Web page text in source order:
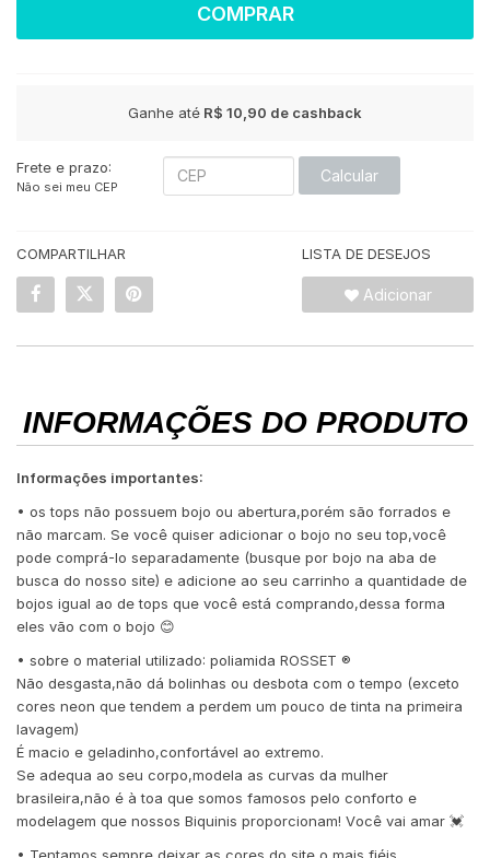
COMPRAR
Ganhe até R$ 10,90 de cashback
Frete e prazo:
Não sei meu CEP
Calcular
COMPARTILHAR LISTA DE DESEJOS
Adicionar
INFORMAÇÕES DO PRODUTO
Informações importantes:
• os tops não possuem bojo ou abertura,porém são forrados e
não marcam. Se você quiser adicionar o bojo no seu top,você
pode comprá-lo separadamente (busque por bojo na aba de
busca do nosso site) e adicione ao seu carrinho a quantidade de
bojos igual ao de tops que você está comprando,dessa forma
eles vão com o bojo 😊
• sobre o material utilizado: poliamida ROSSET ®️
Não desgasta,não dá bolinhas ou desbota com o tempo (exceto
cores neon que tendem a perdem um pouco de tinta na primeira
lavagem)
É macio e geladinho,confortável ao extremo.
Se adequa ao seu corpo,modela as curvas da mulher
brasileira,não é à toa que somos famosos pelo conforto e
modelagem que nossos Biquinis proporcionam! Você vai amar 💓